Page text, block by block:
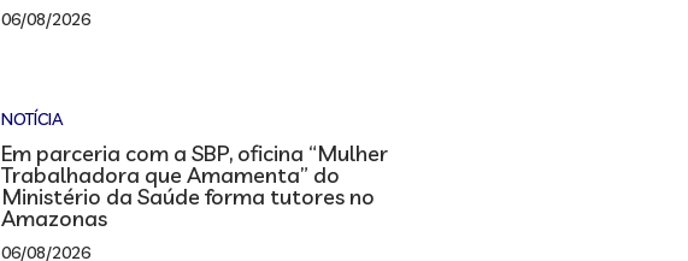
06/08/2026
NOTÍCIA
Em parceria com a SBP, oficina “Mulher
Trabalhadora que Amamenta” do
Ministério da Saúde forma tutores no
Amazonas
06/08/2026